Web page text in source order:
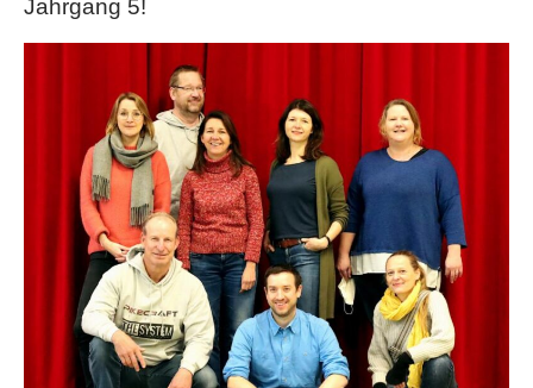
Jahrgang 5!